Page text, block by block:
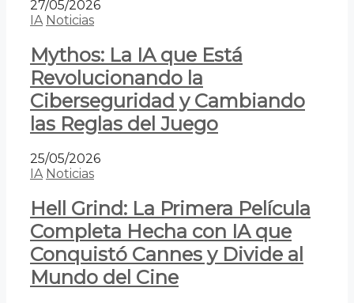
27/05/2026
IA Noticias
Mythos: La IA que Está
Revolucionando la
Ciberseguridad y Cambiando
las Reglas del Juego
25/05/2026
IA Noticias
Hell Grind: La Primera Película
Completa Hecha con IA que
Conquistó Cannes y Divide al
Mundo del Cine